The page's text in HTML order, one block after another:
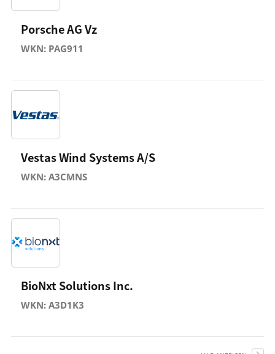
Porsche AG Vz
WKN: PAG911
Vestas Wind Systems A/S
WKN: A3CMNS
BioNxt Solutions Inc.
WKN: A3D1K3